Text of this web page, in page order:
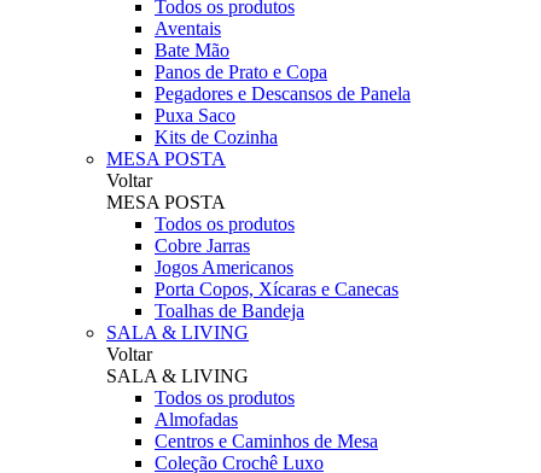
Todos os produtos
Aventais
Bate Mão
Panos de Prato e Copa
Pegadores e Descansos de Panela
Puxa Saco
Kits de Cozinha
MESA POSTA
Voltar
MESA POSTA
Todos os produtos
Cobre Jarras
Jogos Americanos
Porta Copos, Xícaras e Canecas
Toalhas de Bandeja
SALA & LIVING
Voltar
SALA & LIVING
Todos os produtos
Almofadas
Centros e Caminhos de Mesa
Coleção Crochê Luxo